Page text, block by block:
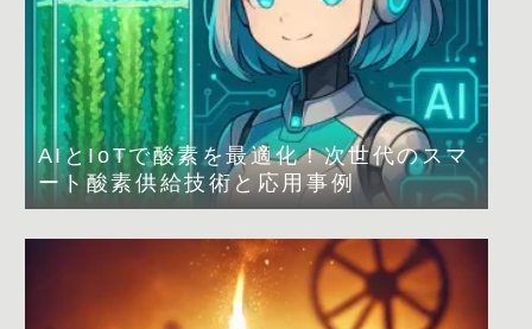
AIとIoTで酸素を最適化！次世代のスマ
ート酸素供給技術と応用事例